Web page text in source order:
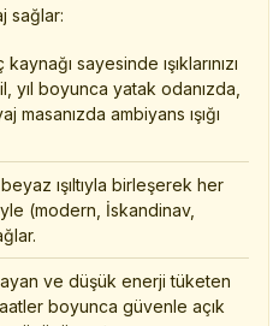
sağlar:
sayesinde ışıklarınızı
yıl boyunca yatak odanızda,
ambiyans ışığı
ışıltıyla birleşerek her
(modern, İskandinav,
ve düşük enerji tüketen
boyunca güvenle açık